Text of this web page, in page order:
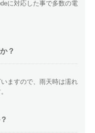
に対応した事で多数の電
？
ますので、雨天時は濡れ